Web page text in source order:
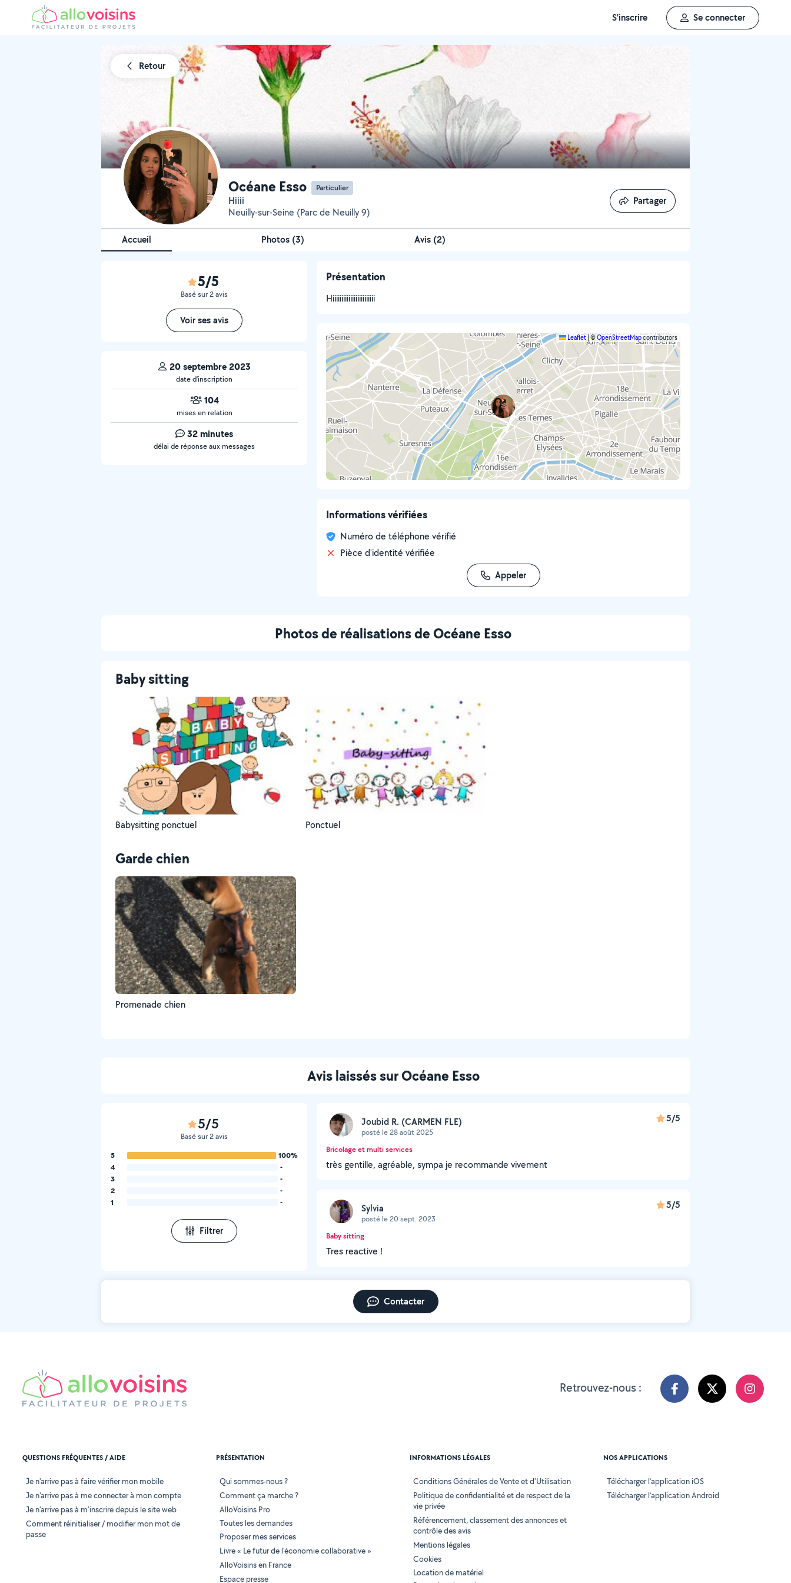
S'inscrire Se connecter
Retour
Océane Esso Particulier
Hiiii
Neuilly-sur-Seine (Parc de Neuilly 9)
Partager
Partager
Accueil Photos (3) Avis (2)
5/5
Basé sur 2 avis
Voir ses avis
20 septembre 2023
date d’inscription
104
mises en relation
32 minutes
délai de réponse aux messages
Présentation
Hiiiiiiiiiiiiiiiiiiiiiiii
Leaflet ©OpenStreetMapcontributors
Informations vérifiées
Numéro de téléphone vérifié
Pièce d'identité vérifiée
Appeler
Photos de réalisations de Océane Esso
Baby sitting
Babysitting ponctuel Ponctuel
Garde chien
Promenade chien
Avis laissés sur Océane Esso
5/5
Basé sur 2 avis
5
100%
4
-
3
-
2
-
1
-
Filtrer
Joubid R. (CARMEN FLE)
posté le 28 août 2025
5/5
Bricolage et multi services
très gentille, agréable, sympa je recommande vivement
Sylvia
posté le 20 sept. 2023
5/5
Baby sitting
Tres reactive !
Contacter
Retrouvez-nous :
QUESTIONS FRÉQUENTES / AIDE
Je n'arrive pas à faire vérifier mon mobile
Je n'arrive pas à me connecter à mon compte
Je n'arrive pas à m'inscrire depuis le site web
Comment réinitialiser / modifier mon mot de
passe
PRÉSENTATION
Qui sommes-nous ?
Comment ça marche ?
AlloVoisins Pro
Toutes les demandes
Proposer mes services
Livre « Le futur de l'économie collaborative »
AlloVoisins en France
Espace presse
INFORMATIONS LÉGALES
Conditions Générales de Vente et d'Utilisation
Politique de confidentialité et de respect de la
vie privée
Référencement, classement des annonces et
contrôle des avis
Mentions légales
Cookies
Location de matériel
NOS APPLICATIONS
Télécharger l’application iOS
Télécharger l’application Android